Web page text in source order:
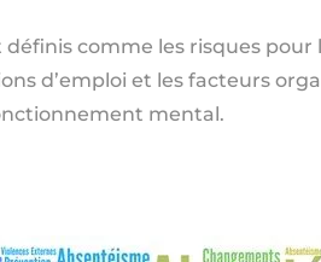
définis comme les risques
d’emploi et les facteurs
mental.